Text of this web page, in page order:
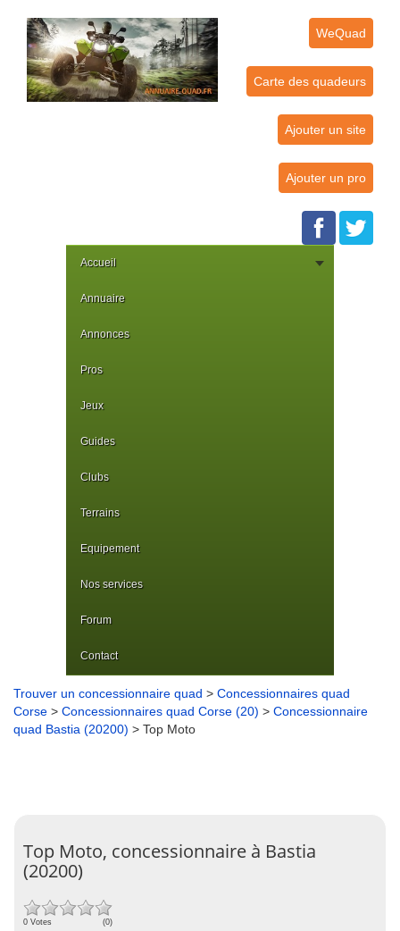
WeQuad
Carte des quadeurs
Ajouter un site
Ajouter un pro
Accueil
Annuaire
Annonces
Pros
Jeux
Guides
Clubs
Terrains
Equipement
Nos services
Forum
Contact
Trouver un concessionnaire quad > Concessionnaires quad
Corse > Concessionnaires quad Corse (20) > Concessionnaire
quad Bastia (20200) > Top Moto
Top Moto, concessionnaire à Bastia
(20200)
0 Votes (0)